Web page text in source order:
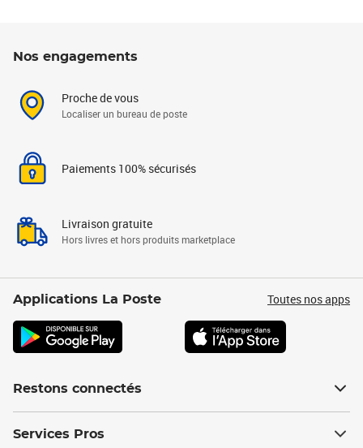
Nos engagements
Proche de vous
Localiser un bureau de poste
Paiements 100% sécurisés
Livraison gratuite
Hors livres et hors produits marketplace
Applications La Poste Toutes nos apps
Restons connectés
Services Pros